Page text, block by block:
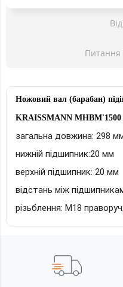
Питання
Ножовий вал (барабан)
KRAISSMANN MHBM'1500
загальна довжина: 298
нижній підшипник:20 мм
верхній підшипник: 20 мм
відстань між
різьблення: М18